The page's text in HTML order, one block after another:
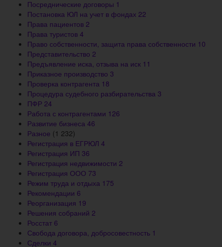
Посреднические договоры 1
Постановка ЮЛ на учет в фондах 22
Права пациентов 2
Права туристов 4
Право собственности, защита права собственности 10
Представительство 2
Предъявление иска, отзыва на иск 11
Приказное производство 3
Проверка контрагента 18
Процедура судебного разбирательства 3
ПФР 24
Работа с контрагентами 126
Развитие бизнеса 46
Разное (1 232)
Регистрация в ЕГРЮЛ 4
Регистрация ИП 36
Регистрация недвижимости 2
Регистрация ООО 73
Режим труда и отдыха 175
Рекомендации 6
Реорганизация 19
Решения собраний 2
Росстат 6
Свобода договора, добросовестность 1
Сделки 4